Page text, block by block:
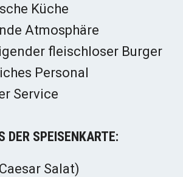
Küche
Atmosphäre
fleischloser Burger
Personal
Service
DER SPEISENKARTE:
Salat)